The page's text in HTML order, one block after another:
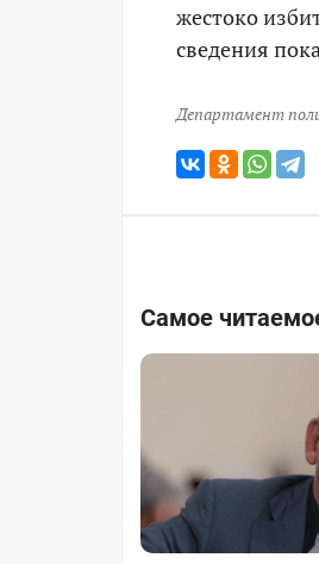
жестоко
сведения
Департамент
Самое